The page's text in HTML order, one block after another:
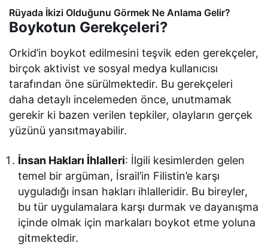
Rüyada İkizi Olduğunu Görmek Ne Anlama Gelir?
Boykotun Gerekçeleri?
Orkid’in boykot edilmesini teşvik eden gerekçeler,
birçok aktivist ve sosyal medya kullanıcısı
tarafından öne sürülmektedir. Bu gerekçeleri
daha detaylı incelemeden önce, unutmamak
gerekir ki bazen verilen tepkiler, olayların gerçek
yüzünü yansıtmayabilir.
İnsan Hakları İhlalleri: İlgili kesimlerden gelen
temel bir argüman, İsrail’in Filistin’e karşı
uyguladığı insan hakları ihlalleridir. Bu bireyler,
bu tür uygulamalara karşı durmak ve dayanışma
içinde olmak için markaları boykot etme yoluna
gitmektedir.